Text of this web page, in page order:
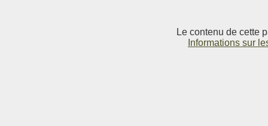
Le contenu de cette
Informations sur